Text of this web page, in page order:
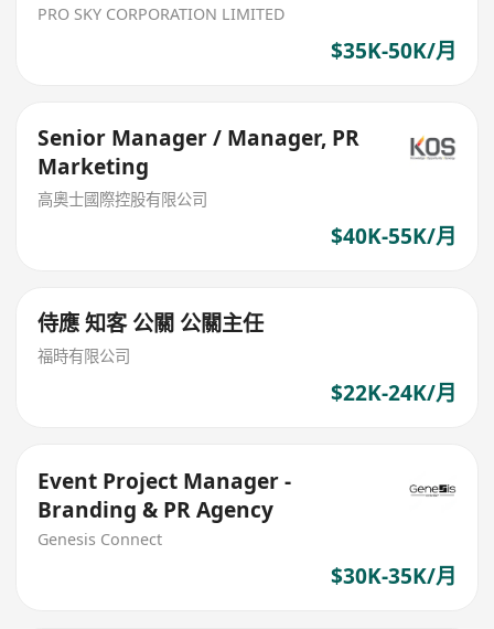
PRO SKY CORPORATION LIMITED
$35K-50K/月
Senior Manager / Manager, PR
Marketing
高奧士國際控股有限公司
$40K-55K/月
侍應 知客 公關 公關主任
福時有限公司
$22K-24K/月
Event Project Manager -
Branding & PR Agency
Genesis Connect
$30K-35K/月